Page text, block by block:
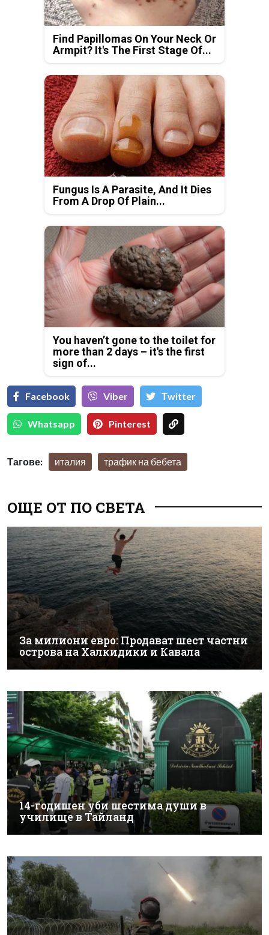
Find Papillomas On Your Neck Or
Armpit? It's The First Stage Of...
Fungus Is A Parasite, And It Dies
From A Drop Of Plain...
You haven’t gone to the toilet for
more than 2 days – it's the first
sign of...
Facebook Viber Тwitter
Whatsapp Pinterest
Тагове: италия трафик на бебета
ОЩЕ ОТ ПО СВЕТА
За милиони евро: Продават шест частни
острова на Халкидики и Кавала
14-годишен уби шестима души в
училище в Тайланд